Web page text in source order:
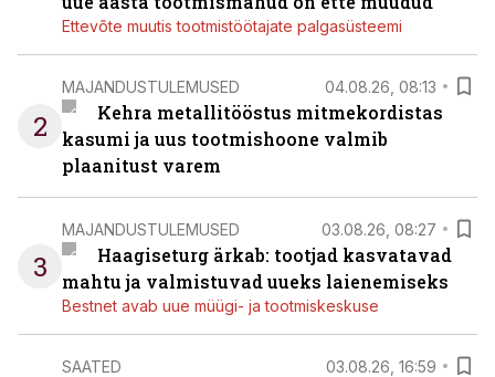
Ettevõte muutis tootmistöötajate palgasüsteemi
2
MAJANDUSTULEMUSED 04.08.26, 08:13
Kehra metallitööstus mitmekordistas
kasumi ja uus tootmishoone valmib
plaanitust varem
3
MAJANDUSTULEMUSED 03.08.26, 08:27
Haagiseturg ärkab: tootjad kasvatavad
mahtu ja valmistuvad uueks laienemiseks
Bestnet avab uue müügi- ja tootmiskeskuse
SAATED 03.08.26, 16:59